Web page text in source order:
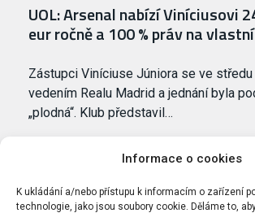
Informace o cookies
K ukládání a/nebo přístupu k informacím o zařízení
technologie, jako jsou soubory cookie. Děláme to,
UOL: Arsenal nabízí Viníciusovi
eur ročně a 100 % práv na
Zástupci Viníciuse Júniora se ve
vedením Realu Madrid a jednání byla
„plodná“. Klub představil…